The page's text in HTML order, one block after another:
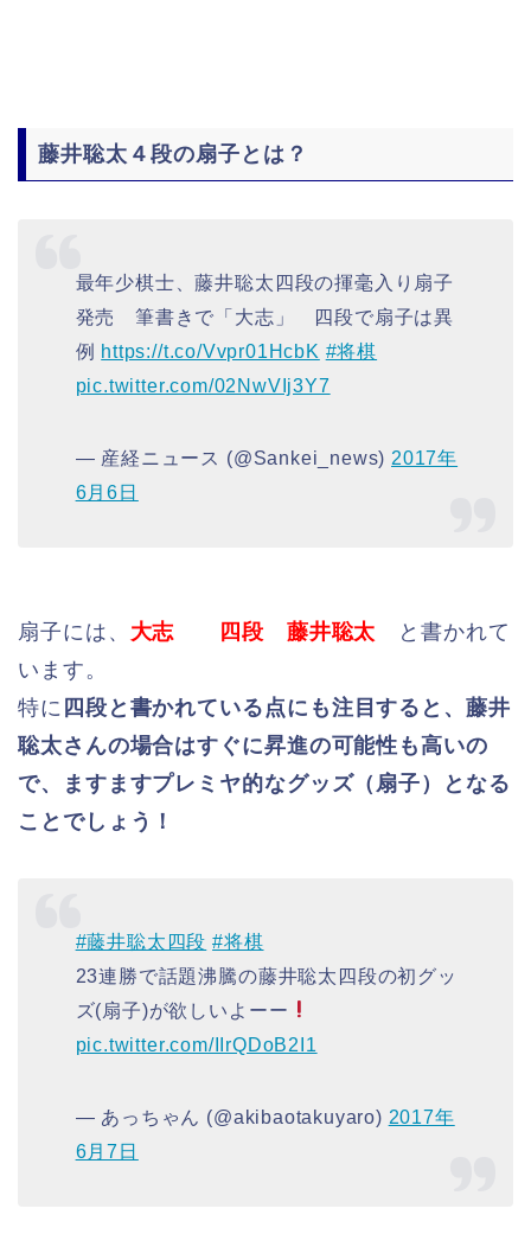
藤井聡太４段の扇子とは？
最年少棋士、藤井聡太四段の揮毫入り扇子
発売 筆書きで「大志」 四段で扇子は異
例 https://t.co/Vvpr01HcbK #将棋
pic.twitter.com/02NwVIj3Y7
— 産経ニュース (@Sankei_news) 2017年
6月6日
扇子には、 大志 四段 藤井聡太 と書かれて
います。
特に 四段と書かれている点にも注目すると、藤井
聡太さんの場合はすぐに昇進の可能性も高いの
で、ますますプレミヤ的なグッズ（扇子）となる
ことでしょう！
#藤井聡太四段 #将棋
23連勝で話題沸騰の藤井聡太四段の初グッ
ズ(扇子)が欲しいよーー
pic.twitter.com/IIrQDoB2I1
— あっちゃん (@akibaotakuyaro) 2017年
6月7日